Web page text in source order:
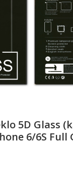
5D Glass
6/6S Full